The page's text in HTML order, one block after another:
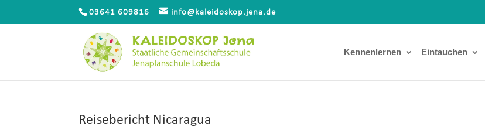
03641 609816 info@kaleidoskop.jena.de
Kennenlernen Eintauchen
Reisebericht Nicaragua